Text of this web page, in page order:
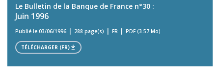
Le Bulletin de la Banque de France n°30 :
Juin 1996
Publié le 03/06/1996 288 page(s) FR PDF (3.57 Mo)
TÉLÉCHARGER (FR)